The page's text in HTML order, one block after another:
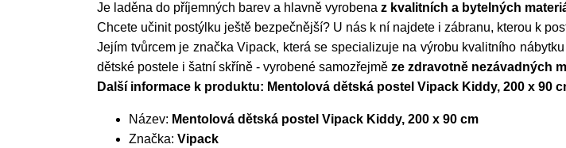
Je laděna do příjemných barev a hlavně vyrobena z kvalitních a bytelných
Chcete učinit postýlku ještě bezpečnější? U nás k ní najdete i zábranu, kterou k
Jejím tvůrcem je značka Vipack, která se specializuje na výrobu kvalitního
dětské postele i šatní skříně - vyrobené samozřejmě ze zdravotně nezávadných
Další informace k produktu: Mentolová dětská postel Vipack Kiddy, 200 x 90
Název: Mentolová dětská postel Vipack Kiddy, 200 x 90 cm
Značka: Vipack